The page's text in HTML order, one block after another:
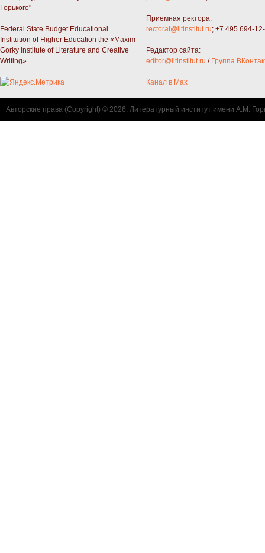
Горького"
Federal State Budget Educational
Institution of Higher Education the «Maxim
Gorky Institute of Literature and Creative
Writing»
Приемная ректора:
rectorat@litinstitut.ru; +7 495 694-
Редактор сайта:
editor@litinstitut.ru / Группа
Канал в Max
Авторские права (Copyright) © 2026, Литературный институт имени А.М.